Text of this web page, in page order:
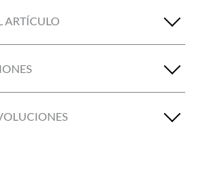
ARTÍCULO